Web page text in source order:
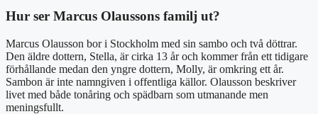
Hur ser Marcus Olaussons familj ut?
Marcus Olausson bor i Stockholm med sin sambo och två döttrar.
Den äldre dottern, Stella, är cirka 13 år och kommer från ett tidigare
förhållande medan den yngre dottern, Molly, är omkring ett år.
Sambon är inte namngiven i offentliga källor. Olausson beskriver
livet med både tonåring och spädbarn som utmanande men
meningsfullt.